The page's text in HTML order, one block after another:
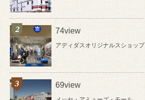
74view
アディダスオリジナルスショップ
69view